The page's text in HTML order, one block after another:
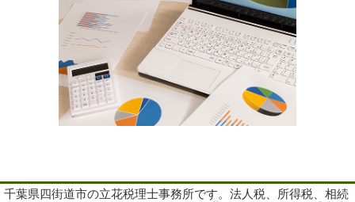
千葉県四街道市の立花税理士事務所です。法人税、所得税、相続